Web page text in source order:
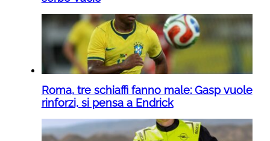
Roma, tre schiaffi fanno male: Gasp vuole
rinforzi, si pensa a Endrick